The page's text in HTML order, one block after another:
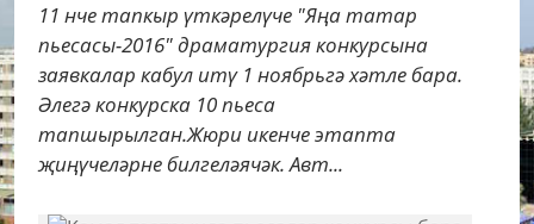
11 нче тапкыр үткәрелүче "Яңа татар
пьесасы-2016" драматургия конкурсына
заявкалар кабул итү 1 ноябрьгә хәтле бара.
Әлегә конкурска 10 пьеса
тапшырылган.Жюри икенче этапта
җиңүчеләрне билгеләячәк. Авт...